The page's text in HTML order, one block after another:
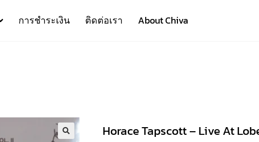
การชำระเงิน ติดต่อเรา About Chiva
Horace Tapscott – Live At